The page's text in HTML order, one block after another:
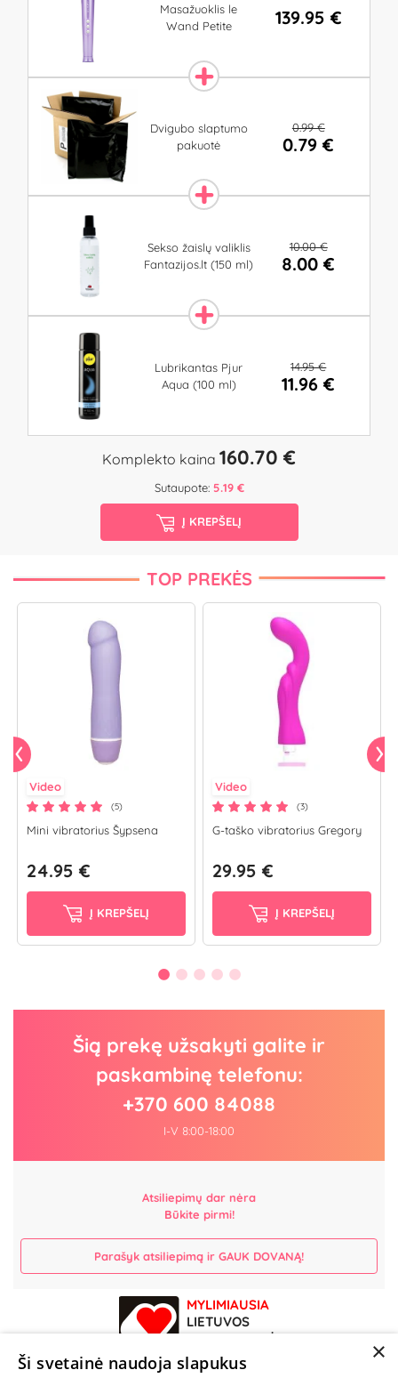
Masažuoklis le
Wand Petite
139.95 €
Dvigubo slaptumo
pakuotė
0.99 €
0.79 €
Sekso žaislų valiklis
Fantazijos.lt (150 ml)
10.00 €
8.00 €
Lubrikantas Pjur
Aqua (100 ml)
14.95 €
11.96 €
Komplekto kaina 160.70 €
Sutaupote: 5.19 €
Į KREPŠELĮ
TOP PREKĖS
Video
(5)
Mini vibratorius Šypsena
24.95 €
Į KREPŠELĮ
Video
(3)
G-taško vibratorius Gregory
29.95 €
Į KREPŠELĮ
Šią prekę užsakyti galite ir
paskambinę telefonu:
+370 600 84088
I-V 8:00-18:00
Atsiliepimų dar nėra
Būkite pirmi!
Parašyk atsiliepimą ir GAUK DOVANĄ!
MYLIMIAUSIA
LIETUVOS
ELEKTRONINĖ
PARDUOTUVĖ
×
Ši svetainė naudoja slapukus